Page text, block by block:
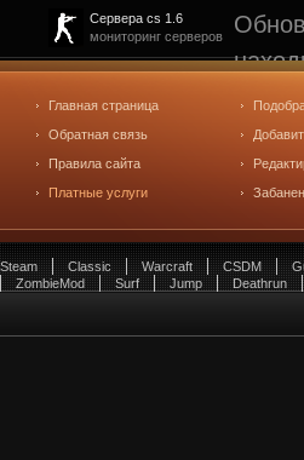
Сервера cs 1.6
мониторинг серверов
Главная страница
Обратная связь
Правила сайта
Платные услуги
Steam Classic Warcraft CSDM
ZombieMod
Surf Jump Deathrun